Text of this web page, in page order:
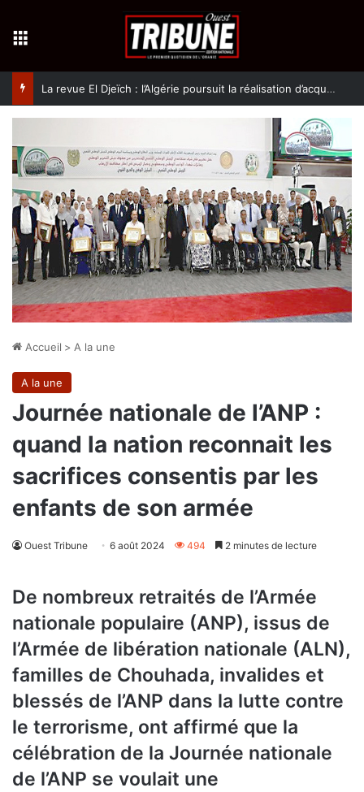
La revue El Djeïch : l’Algérie poursuit la réalisation d’acquis qualitatifs et historiques dans un climat de sécurité et de stabilité
Accueil > A la une
A la une
Journée nationale de l’ANP :
quand la nation reconnait les
sacrifices consentis par les
enfants de son armée
Ouest Tribune 6 août 2024 494 2 minutes de lecture
De nombreux retraités de l’Armée
nationale populaire (ANP), issus de
l’Armée de libération nationale (ALN),
familles de Chouhada, invalides et
blessés de l’ANP dans la lutte contre
le terrorisme, ont affirmé que la
célébration de la Journée nationale
de l’ANP se voulait une